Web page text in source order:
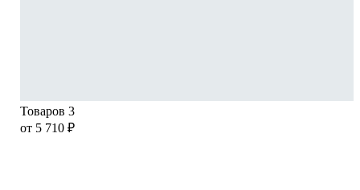
Товаров 3
от 5 710 ₽